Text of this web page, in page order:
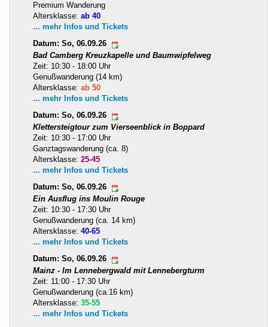
Premium Wanderung
Altersklasse: ab 40
... mehr Infos und Tickets
Datum: So, 06.09.26
Bad Camberg Kreuzkapelle und Baumwipfelweg
Zeit: 10:30 - 18:00 Uhr
Genußwanderung (14 km)
Altersklasse: ab 50
... mehr Infos und Tickets
Datum: So, 06.09.26
Klettersteigtour zum Vierseenblick in Boppard
Zeit: 10:30 - 17:00 Uhr
Ganztagswanderung (ca. 8)
Altersklasse: 25-45
... mehr Infos und Tickets
Datum: So, 06.09.26
Ein Ausflug ins Moulin Rouge
Zeit: 10:30 - 17:30 Uhr
Genußwanderung (ca. 14 km)
Altersklasse: 40-65
... mehr Infos und Tickets
Datum: So, 06.09.26
Mainz - Im Lennebergwald mit Lennebergturm
Zeit: 11:00 - 17:30 Uhr
Genußwanderung (ca.16 km)
Altersklasse: 35-55
... mehr Infos und Tickets